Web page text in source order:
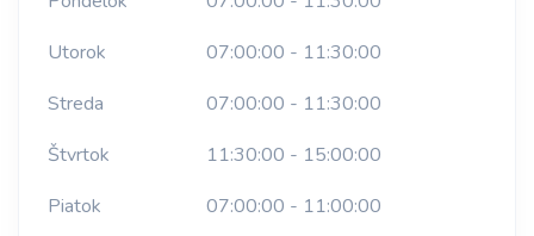
Utorok
07:00:00 - 11:30:00
Streda
07:00:00 - 11:30:00
Štvrtok
11:30:00 - 15:00:00
Piatok
07:00:00 - 11:00:00